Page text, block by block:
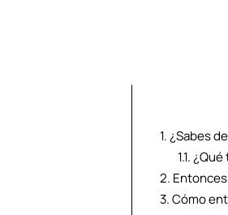
1.¿Sabes
1.1.¿Qué
2.
3.Cómo